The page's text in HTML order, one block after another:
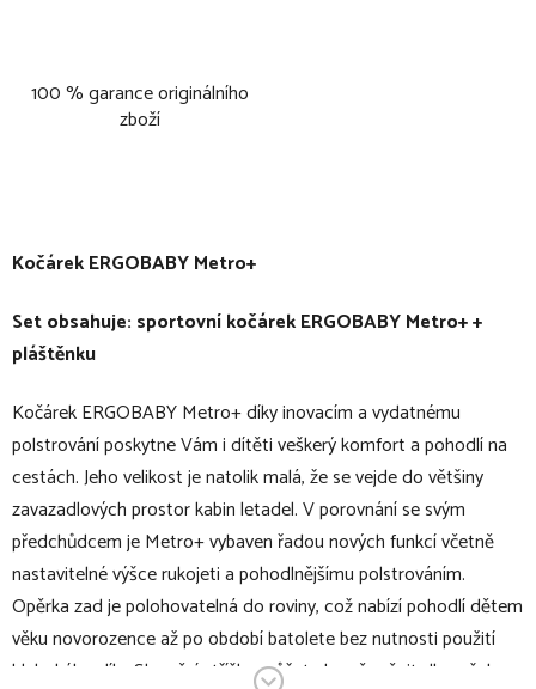
100 % garance originálního
zboží
Kočárek ERGOBABY Metro+
Set obsahuje: sportovní kočárek ERGOBABY Metro+ +
pláštěnku
Kočárek ERGOBABY Metro+ díky inovacím a vydatnému
polstrování poskytne Vám i dítěti veškerý komfort a pohodlí na
cestách. Jeho velikost je natolik malá, že se vejde do většiny
zavazadlových prostor kabin letadel. V porovnání se svým
předchůdcem je Metro+ vybaven řadou nových funkcí včetně
nastavitelné výšce rukojeti a pohodlnějšímu polstrováním.
Opěrka zad je polohovatelná do roviny, což nabízí pohodlí dětem
věku novorozence až po období batolete bez nutnosti použití
hlubokého dílu. Sluneční stříšku můžete hravě měnit dle vašeho